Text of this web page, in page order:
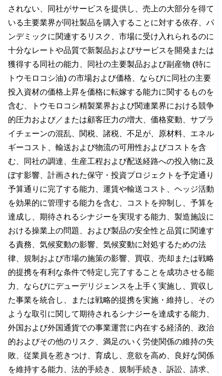
されない、同社がサービスを提供し、売上の大部分を得て
いる主要業界が同社製品を購入することに対する依存、パ
ンデミックに関連するリスク、市場に受け入れられるのに
十分なレートや品質で新製品およびサービスを開発または
獲得する同社の能力、同社の主要製品および副産物 (特に
トウモロコシ油) の市場および価格、ならびに同社の主要
投入資材の価格上昇を価格に転嫁する能力に関するものを
含む、トウモロコシ精製業界および関連業界における競争
的圧力および／または顧客圧力の増大、価格変動、サプラ
イチェーンの混乱、関税、諸税、不足が、原材料、エネル
ギーコスト、輸送および物流の可用性およびコストを含
む、同社の調達、生産工程および配送経路への投入物に及
ぼす影響、計画された保守・投資プロジェクトを予定通り
予算通りに完了する能力、運賃や輸送コスト、ヘッジ活動
を効果的に管理する能力を含む、コストを抑制し、予算を
達成し、期待されるシナジーを実現する能力、製造施設に
おける操業上の問題、および製品の安全性と品質に関連す
る責務、気候変動の影響、気候変動に対処するための法
律、規制および市場の施策の影響、買収、売却または戦略
的提携を有利な条件で特定し完了することを成功させる能
力、ならびにデューデリジェンスを上手く実施し、買収し
た事業を統合し、または戦略的提携を実施・維持し、その
ような取引に関して期待されるシナジーを達成する能力、
外国および外国通貨での事業運営に内在する経済的、政治
的およびその他のリスク、満足のいく労使関係の維持の失
敗、従業員を惹きつけ、育成し、意欲を高め、良好な関係
を維持する能力、法的手続き、規制手続き、訴訟、請求、